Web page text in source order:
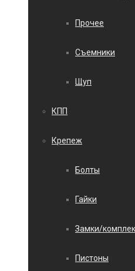
Прочее
Съемники
Щуп
КПП
Крепеж
Болты
Гайки
Замки/
Пистоны